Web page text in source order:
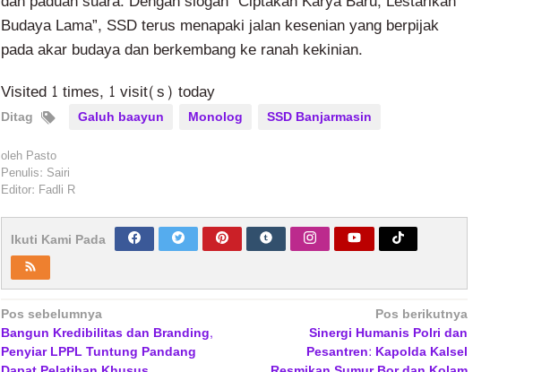
Budaya Lama”, SSD terus menapaki jalan kesenian yang berpijak
pada akar budaya dan berkembang ke ranah kekinian.
Visited 1 times, 1 visit(s) today
Ditag Galuh baayun Monolog SSD Banjarmasin
oleh Pasto
Penulis: Sairi
Editor: Fadli R
Ikuti Kami Pada
Navigasi
pos
Pos sebelumnya
Bangun Kredibilitas dan Branding,
Penyiar LPPL Tuntung Pandang
Pos berikutnya
Sinergi Humanis Polri dan
Pesantren: Kapolda Kalsel